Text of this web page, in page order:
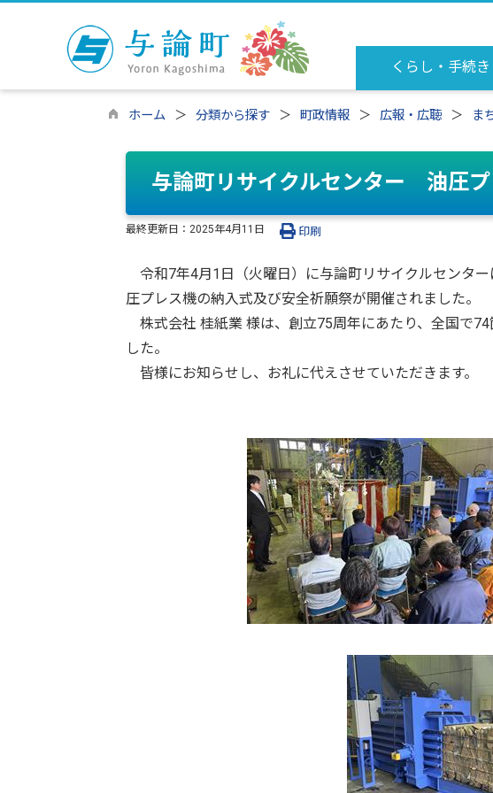
くらし・手続き
ホーム 分類から探す 町政情報 広報・広聴 ま
与論町リサイクルセンター 油圧
最終更新日： 2025年4月11日 印刷
令和7年4月1日（火曜日）に与論町リサイクルセンタ
圧プレス機の納入式及び安全祈願祭が開催されました。
株式会社 桂紙業 様は、創立75周年にあたり、全国で
した。
皆様にお知らせし、お礼に代えさせていただきます。